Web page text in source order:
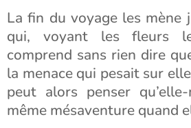
La fin du voyage les mène
qui, voyant les fleurs
comprend sans rien dire
la menace qui pesait sur
peut alors penser
même mésaventure quand